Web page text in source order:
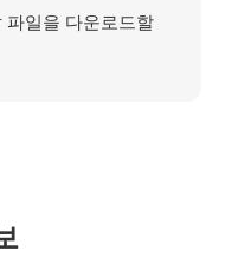
일을 다운로드할